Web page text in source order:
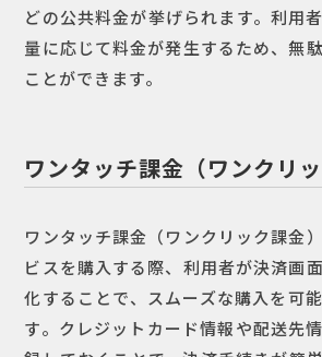
どの公共料金が挙げられます。利用
量に応じて料金が発生するため、無
ことができます。
ワンタッチ課金（ワンクリッ
ワンタッチ課金（ワンクリック課金
ビスを購入する際、利用者が決済画
化することで、スムーズな購入を可
す。クレジットカード情報や配送先